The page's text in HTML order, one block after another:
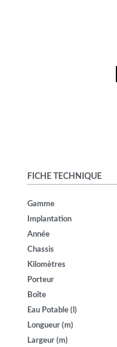
FICHE TECHNIQUE
Gamme
Implantation
Année
Chassis
Kilomètres
Porteur
Boîte
Eau Potable (l)
Longueur (m)
Largeur (m)